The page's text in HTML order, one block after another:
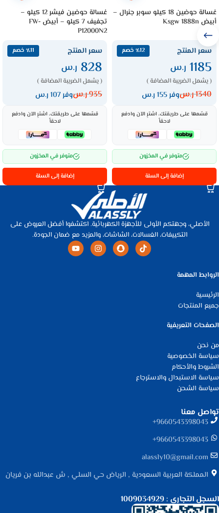
غسالة حوضين 18 كيلو سوبر جنرال –
أبيض Ksgw 1888n
سعر المنتج ٪12 خصم
1185 ر.س
( يشمل الضريبة المضافة )
1340ر.سوفر 155 ر.س
قسّمها على طريقتك، اشترِ الآن وادفع
لاحقاً
متوفر في المخزون
إضافة إلى السلة
غسالة حوضين فيشر 12 كيلو –
تجفيف 7 كيلو – أبيض FW-
P12000N2
سعر المنتج ٪11 خصم
828 ر.س
( يشمل الضريبة المضافة )
935ر.سوفر 107 ر.س
قسّمها على طريقتك، اشترِ الآن وادفع
لاحقاً
متوفر في المخزون
إضافة إلى السلة
الأصلي، وجهتكم الأولى للأجهزة الكهربائية. اكتشفوا أفضل العروض على
التكييفات، الغسالات، الشاشات، والمزيد مع ضمان الجودة.
الروابط المهمة
الرئيسية
جميع المنتجات
الصفحات التعريفية
من نحن
سياسة الخصوصية
الشروط والأحكام
سياسة الاستبدال والاسترجاع
سياسة الشحن
تواصل معنا
9660543398043⁩+
9660543398043⁩+
alassly10@gmail.com
المملكة العربية السعودية , الرياض حي السلي , ش عبدالله بن فريان
السجل التجاري : 1009034929